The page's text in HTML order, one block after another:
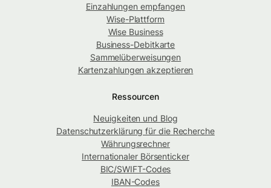
Einzahlungen empfangen
Wise-Plattform
Wise Business
Business-Debitkarte
Sammelüberweisungen
Kartenzahlungen akzeptieren
Ressourcen
Neuigkeiten und Blog
Datenschutzerklärung für die Recherche
Währungsrechner
Internationaler Börsenticker
BIC/SWIFT-Codes
IBAN-Codes